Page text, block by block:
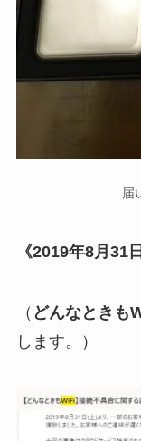
届
《2019年8月31
（ どんなときも
します。）